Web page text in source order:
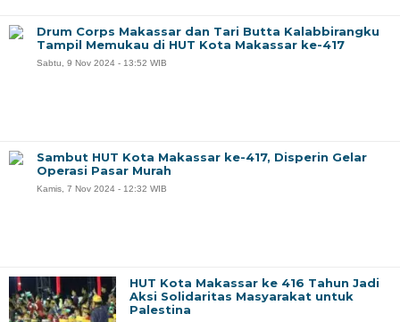
Drum Corps Makassar dan Tari Butta Kalabbirangku
Tampil Memukau di HUT Kota Makassar ke-417
Sabtu, 9 Nov 2024 - 13:52 WIB
Sambut HUT Kota Makassar ke-417, Disperin Gelar
Operasi Pasar Murah
Kamis, 7 Nov 2024 - 12:32 WIB
HUT Kota Makassar ke 416 Tahun Jadi
Aksi Solidaritas Masyarakat untuk
Palestina